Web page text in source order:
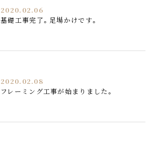
2020.02.06
基礎工事完了。足場かけです。
2020.02.08
フレーミング工事が始まりました。